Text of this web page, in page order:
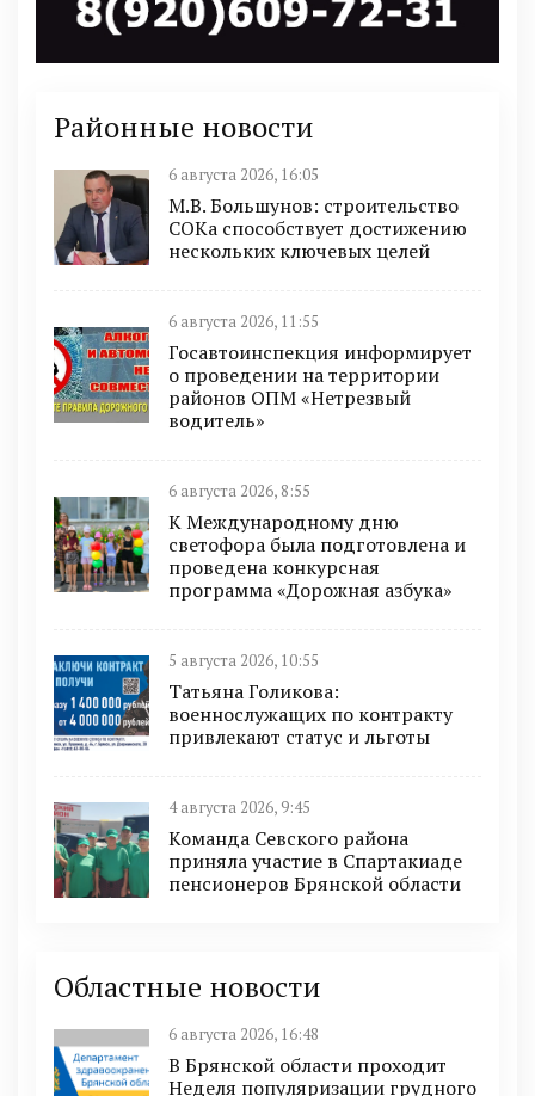
Районные новости
6 августа 2026, 16:05
М.В. Большунов: строительство
СОКа способствует достижению
нескольких ключевых целей
6 августа 2026, 11:55
Госавтоинспекция информирует
о проведении на территории
районов ОПМ «Нетрезвый
водитель»
6 августа 2026, 8:55
К Международному дню
светофора была подготовлена и
проведена конкурсная
программа «Дорожная азбука»
5 августа 2026, 10:55
Татьяна Голикова:
военнослужащих по контракту
привлекают статус и льготы
4 августа 2026, 9:45
Команда Севского района
приняла участие в Спартакиаде
пенсионеров Брянской области
Областные новости
6 августа 2026, 16:48
В Брянской области проходит
Неделя популяризации грудного